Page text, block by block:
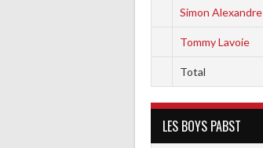
Simon Alexandre
Tommy Lavoie
Total
LES BOYS PABST